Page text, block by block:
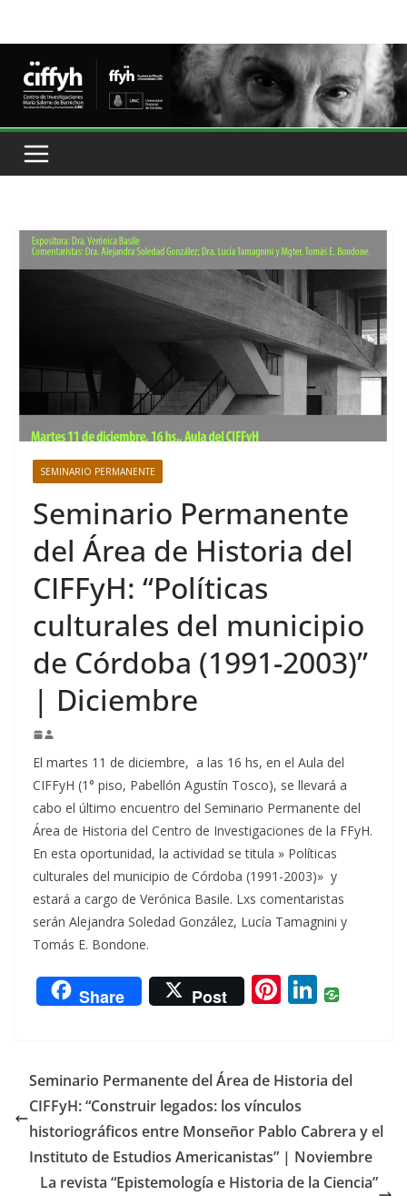
SEMINARIO PERMANENTE
Seminario Permanente
del Área de Historia del
CIFFyH: “Políticas
culturales del municipio
de Córdoba (1991-2003)”
| Diciembre
El martes 11 de diciembre, a las 16 hs, en el Aula del
CIFFyH (1° piso, Pabellón Agustín Tosco), se llevará a
cabo el último encuentro del Seminario Permanente del
Área de Historia del Centro de Investigaciones de la FFyH.
En esta oportunidad, la actividad se titula » Políticas
culturales del municipio de Córdoba (1991-2003)» y
estará a cargo de Verónica Basile. Lxs comentaristas
serán Alejandra Soledad González, Lucía Tamagnini y
Tomás E. Bondone.
Share Post Pi
e
st
Li
e
n
Seminario Permanente del Área de Historia del
CIFFyH: “Construir legados: los vínculos
historiográficos entre Monseñor Pablo Cabrera y el
Instituto de Estudios Americanistas” | Noviembre
La revista “Epistemología e Historia de la Ciencia”